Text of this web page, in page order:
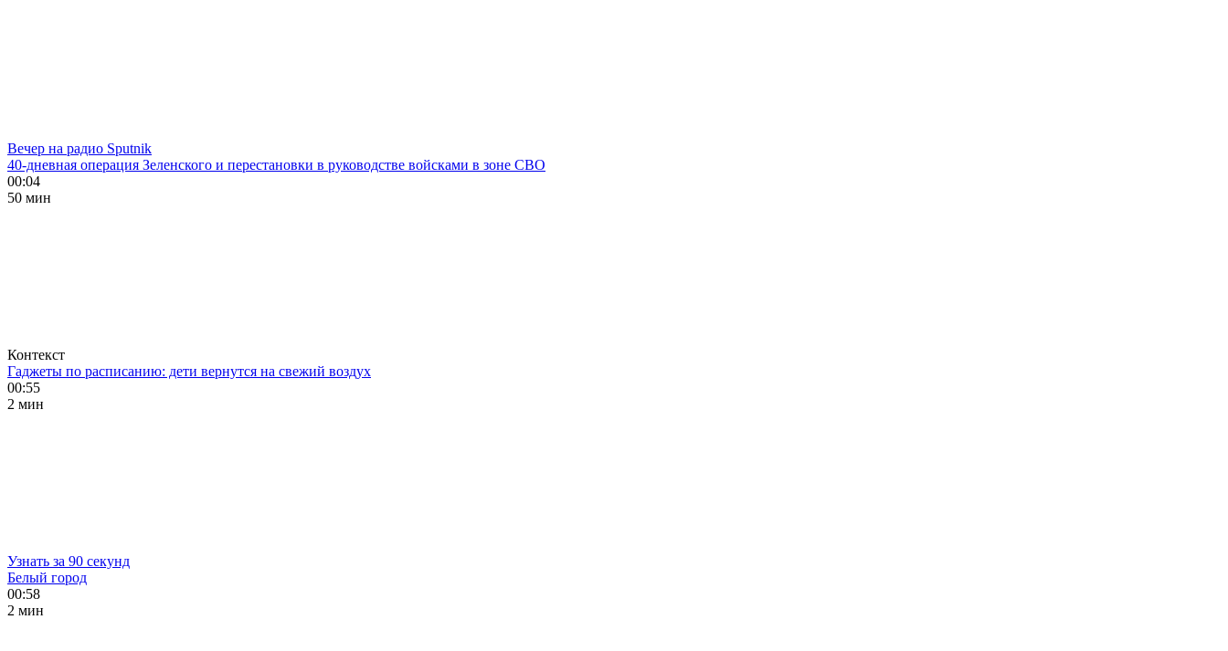
Вечер на радио Sputnik
40-дневная операция Зеленского и перестановки в руководстве войсками в зоне СВО
00:04
50 мин
Контекст
Гаджеты по расписанию: дети вернутся на свежий воздух
00:55
2 мин
Узнать за 90 секунд
Белый город
00:58
2 мин